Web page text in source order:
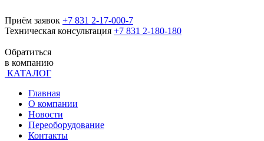
Приём заявок +7 831 2-17-000-7
Техническая консультация +7 831 2-180-180
Обратиться
в компанию
КАТАЛОГ
Главная
О компании
Новости
Переоборудование
Контакты